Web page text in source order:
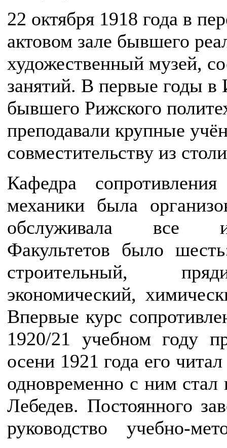
22 октября 1918 года в
актовом зале бывшего
художественный музей,
занятий. В первые годы
бывшего Рижского
преподавали крупные
совместительству из
Кафедра
механики была
обслуживала все
Факультетов было
строительный,
экономический,
Впервые курс
1920/21 учебном году
осени 1921 года его
одновременно с ним
Лебедев. Постоянного
руководство учебно-